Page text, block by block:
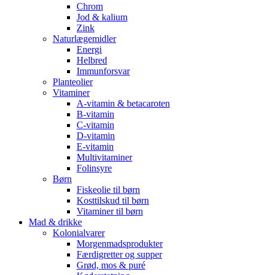
Chrom
Jod & kalium
Zink
Naturlægemidler
Energi
Helbred
Immunforsvar
Planteolier
Vitaminer
A-vitamin & betacaroten
B-vitamin
C-vitamin
D-vitamin
E-vitamin
Multivitaminer
Folinsyre
Børn
Fiskeolie til børn
Kosttilskud til børn
Vitaminer til børn
Mad & drikke
Kolonialvarer
Morgenmadsprodukter
Færdigretter og supper
Grød, mos & puré